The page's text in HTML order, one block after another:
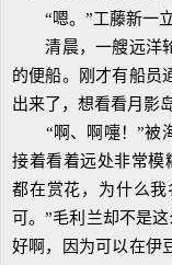
“嗯。”工藤新一立
清晨，一艘远洋轮
的便船。刚才有船员
出来了，想看看月影
“啊、啊嚏！”被海
接着看着远处非常模
都在赏花，为什么
可。”毛利兰却不是
好啊，因为可以在